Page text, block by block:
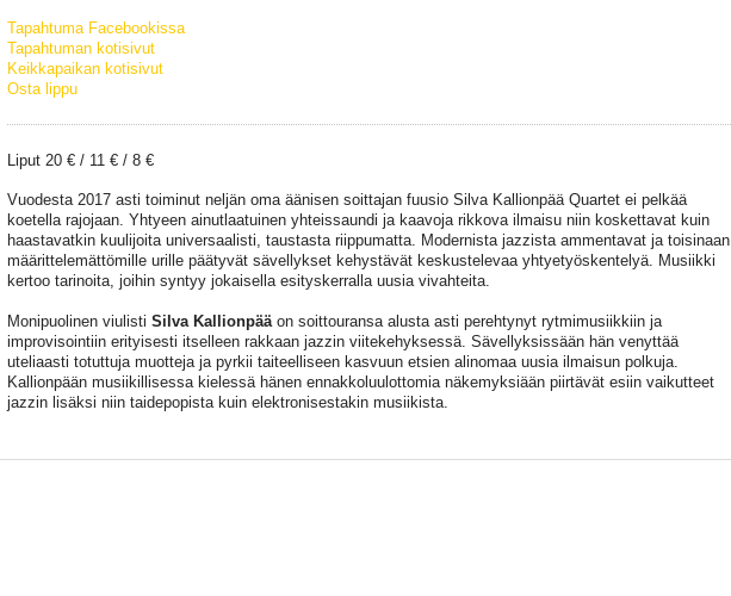
Tapahtuma Facebookissa
Tapahtuman kotisivut
Keikkapaikan kotisivut
Osta lippu
Liput 20 € / 11 € / 8 €
Vuodesta 2017 asti toiminut neljän oma äänisen soittajan fuusio Silva Kallionpää Quartet ei pelkää
koetella rajojaan. Yhtyeen ainutlaatuinen yhteissaundi ja kaavoja rikkova ilmaisu niin koskettavat kuin
haastavatkin kuulijoita universaalisti, taustasta riippumatta. Modernista jazzista ammentavat ja toisinaan
määrittelemättömille urille päätyvät sävellykset kehystävät keskustelevaa yhtyetyöskentelyä. Musiikki
kertoo tarinoita, joihin syntyy jokaisella esityskerralla uusia vivahteita.
Monipuolinen viulisti Silva Kallionpääon soittouransa alusta asti perehtynyt rytmimusiikkiin ja
improvisointiin erityisesti itselleen rakkaan jazzin viitekehyksessä. Sävellyksissään hän venyttää
uteliaasti totuttuja muotteja ja pyrkii taiteelliseen kasvuun etsien alinomaa uusia ilmaisun polkuja.
Kallionpään musiikillisessa kielessä hänen ennakkoluulottomia näkemyksiään piirtävät esiin vaikutteet
jazzin lisäksi niin taidepopista kuin elektronisestakin musiikista.